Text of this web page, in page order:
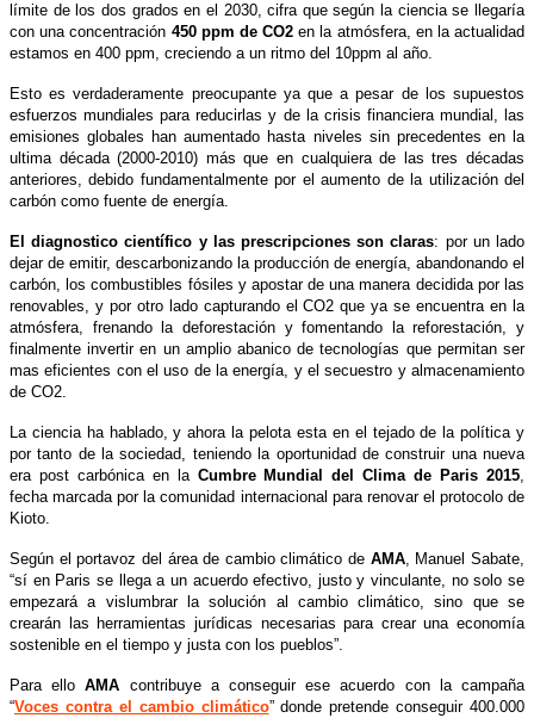
límite de los dos grados en el 2030, cifra que según la ciencia se llegaría
con una concentración 450 ppm de CO2 en la atmósfera, en la actualidad
estamos en 400 ppm, creciendo a un ritmo del 10ppm al año.
Esto es verdaderamente preocupante ya que a pesar de los supuestos
esfuerzos mundiales para reducirlas y de la crisis financiera mundial, las
emisiones globales han aumentado hasta niveles sin precedentes en la
ultima década (2000-2010) más que en cualquiera de las tres décadas
anteriores, debido fundamentalmente por el aumento de la utilización del
carbón como fuente de energía.
El diagnostico científico y las prescripciones son claras: por un lado
dejar de emitir, descarbonizando la producción de energía, abandonando el
carbón, los combustibles fósiles y apostar de una manera decidida por las
renovables, y por otro lado capturando el CO2 que ya se encuentra en la
atmósfera, frenando la deforestación y fomentando la reforestación, y
finalmente invertir en un amplio abanico de tecnologías que permitan ser
mas eficientes con el uso de la energía, y el secuestro y almacenamiento
de CO2.
La ciencia ha hablado, y ahora la pelota esta en el tejado de la política y
por tanto de la sociedad, teniendo la oportunidad de construir una nueva
era post carbónica en la Cumbre Mundial del Clima de Paris 2015,
fecha marcada por la comunidad internacional para renovar el protocolo de
Kioto.
Según el portavoz del área de cambio climático de AMA, Manuel Sabate,
“sí en Paris se llega a un acuerdo efectivo, justo y vinculante, no solo se
empezará a vislumbrar la solución al cambio climático, sino que se
crearán las herramientas jurídicas necesarias para crear una economía
sostenible en el tiempo y justa con los pueblos”.
Para elloAMA contribuye a conseguir ese acuerdo con la campaña
“Voces contra el cambio climático” donde pretende conseguir 400.000